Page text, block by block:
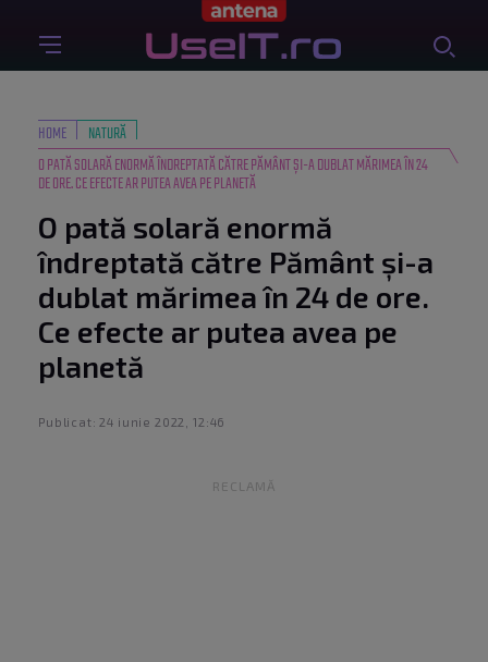
HOME
NATURĂ
O PATĂ SOLARĂ ENORMĂ ÎNDREPTATĂ CĂTRE PĂMÂNT ȘI-A DUBLAT MĂRIMEA ÎN 24
DE ORE. CE EFECTE AR PUTEA AVEA PE PLANETĂ
O pată solară enormă
îndreptată către Pământ și-a
dublat mărimea în 24 de ore.
Ce efecte ar putea avea pe
planetă
Publicat: 24 iunie 2022, 12:46
RECLAMĂ